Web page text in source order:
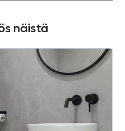
näistä